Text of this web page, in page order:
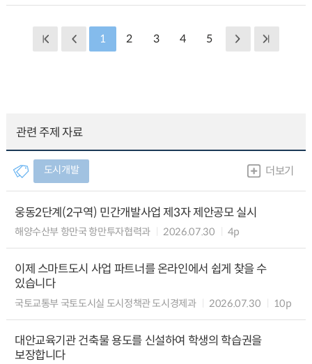
1 2 3 4 5
관련 주제 자료
도시개발 더보기
웅동2단계(2구역) 민간개발사업 제3자 제안공모 실시
해양수산부 항만국 항만투자협력과 2026.07.30 4p
이제 스마트도시 사업 파트너를 온라인에서 쉽게 찾을 수
있습니다
국토교통부 국토도시실 도시정책관 도시경제과 2026.07.30 10p
대안교육기관 건축물 용도를 신설하여 학생의 학습권을
보장합니다